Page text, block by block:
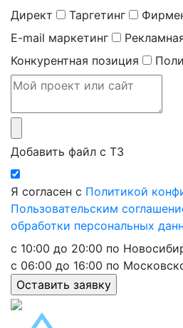
Директ
Таргетинг
E-mail маркетинг
Конкурентная позиция
Добавить файл с ТЗ
Я согласен с Политикой
Пользовательским
обработки персональных
с 10:00 до 20:00 по
с 06:00 до 16:00 по